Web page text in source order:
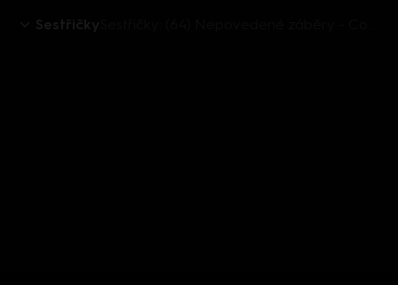
Sestřičky